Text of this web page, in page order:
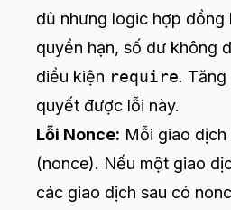
đủ nhưng logic hợp đồng
quyền hạn, số dư không
điều kiện require.
quyết được lỗi này.
Lỗi Nonce: Mỗi giao
(nonce). Nếu một giao
các giao dịch sau có